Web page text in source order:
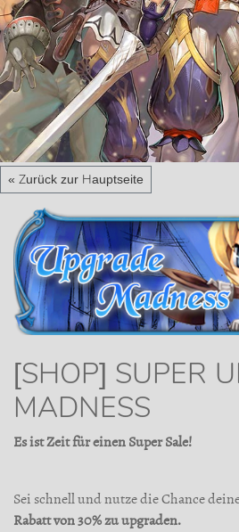
« Zurück zur Hauptseite
[SHOP] SUPER
MADNESS
Es ist Zeit für einen Super Sale!
Sei schnell und nutze die Chance
Rabatt von 30% zu upgraden.